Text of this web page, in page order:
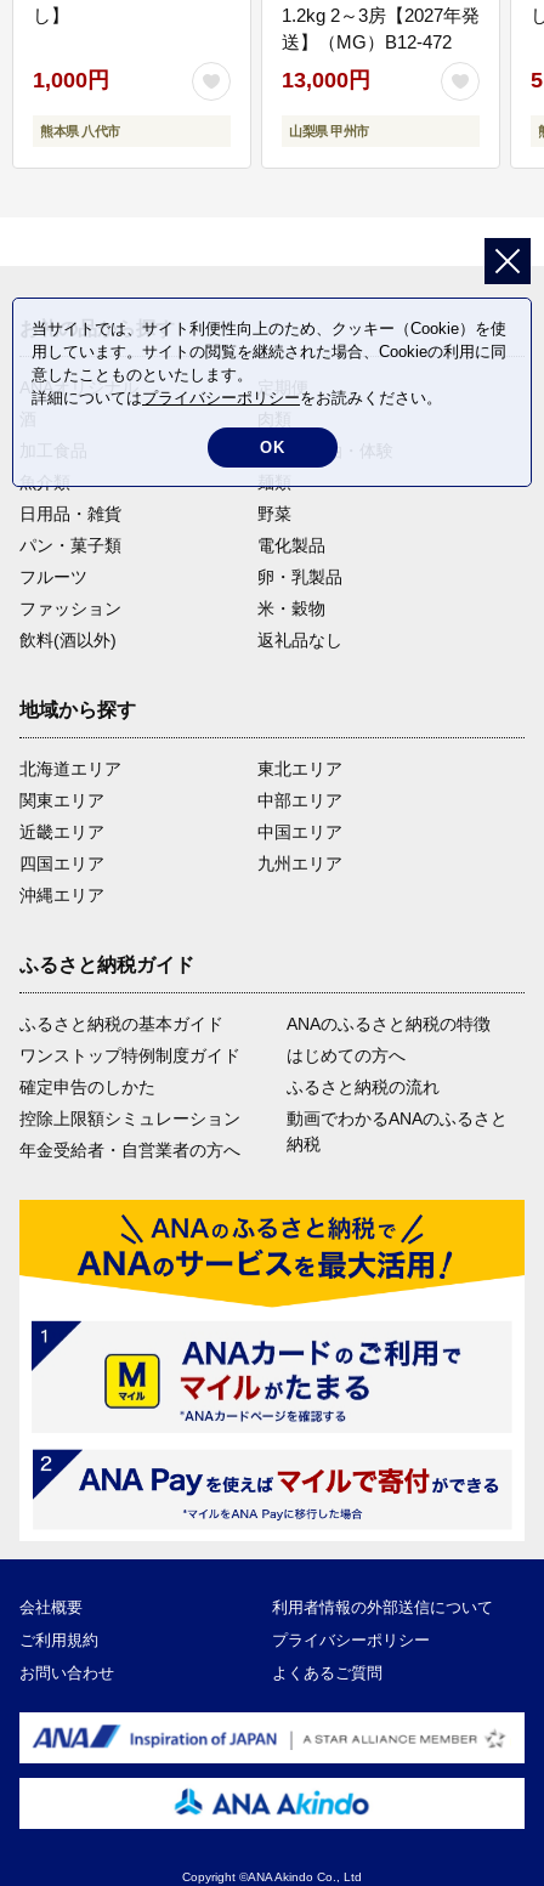
し】
1,000円
熊本県 八代市
1.2kg 2～3房【2027年発
送】（MG）B12-472
13,000円
山梨県 甲州市
お礼の品から探す
ANAオリジナル
定期便
旅行・宿泊・体験
魚介類
麺類
日用品・雑貨
野菜
パン・菓子類
電化製品
フルーツ
卵・乳製品
ファッション
米・穀物
飲料(酒以外)
返礼品なし
地域から探す
北海道エリア
関東エリア
近畿エリア
四国エリア
沖縄エリア
東北エリア
中部エリア
中国エリア
九州エリア
ふるさと納税ガイド
ふるさと納税の基本ガイド
ワンストップ特例制度ガイド
確定申告のしかた
控除上限額シミュレーション
年金受給者・自営業者の方へ
ANAのふるさと納税の特徴
はじめての方へ
ふるさと納税の流れ
動画でわかるANAのふるさと
納税
会社概要
利用者情報の外部送信について
ご利用規約
プライバシーポリシー
お問い合わせ
よくあるご質問
Copyright ©ANA Akindo Co., Ltd
当サイトでは、サイト利便性向上のため、クッキー（Cookie）を使
用しています。サイトの閲覧を継続された場合、Cookieの利用に同
意したことものといたします。
詳細についてはプライバシーポリシーをお読みください。
OK